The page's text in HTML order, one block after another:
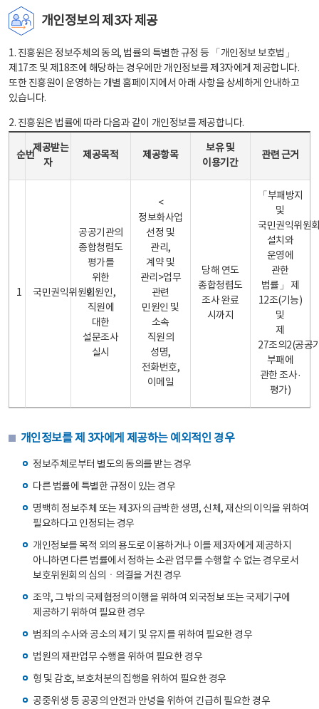
개인정보의 제3자 제공
1. 진흥원은 정보주체의 동의, 법률의 특별한 규정 등 「개인정보 보호법」
제17조 및 제18조에 해당하는 경우에만 개인정보를 제3자에게 제공합니다.
또한 진흥원이 운영하는 개별 홈페이지에서 아래 사항을 상세하게 안내하고
있습니다.
2. 진흥원은 법률에 따라 다음과 같이 개인정보를 제공합니다.
순번
제공받는
자
제공목적 제공항목
보유 및
이용기간
관련 근거
1 국민권익위원회
공공기관의
종합청렴도
평가를
위한
민원인,
직원에
대한
설문조사
실시
<
정보화사업
선정 및
관리,
계약 및
관리>업무
관련
민원인 및
소속
직원의
성명,
전화번호,
이메일
당해 연도
종합청렴도
조사 완료
시까지
「부패방지
및
국민권익위원
설치와
운영에
관한
법률」 제
12조(기능)
및
제
27조의2(공공
부패에
관한 조사·
평가)
개인정보를 제 3자에게 제공하는 예외적인 경우
정보주체로부터 별도의 동의를 받는 경우
다른 법률에 특별한 규정이 있는 경우
명백히 정보주체 또는 제3자의 급박한 생명, 신체, 재산의 이익을 위하여
필요하다고 인정되는 경우
개인정보를 목적 외의 용도로 이용하거나 이를 제3자에게 제공하지
아니하면 다른 법률에서 정하는 소관 업무를 수행할 수 없는 경우로서
보호위원회의 심의ㆍ의결을 거친 경우
조약, 그 밖의 국제협정의 이행을 위하여 외국정보 또는 국제기구에
제공하기 위하여 필요한 경우
범죄의 수사와 공소의 제기 및 유지를 위하여 필요한 경우
법원의 재판업무 수행을 위하여 필요한 경우
형 및 감호, 보호처분의 집행을 위하여 필요한 경우
공중위생 등 공공의 안전과 안녕을 위하여 긴급히 필요한 경우